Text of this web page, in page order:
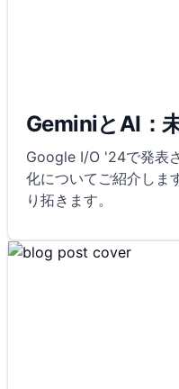
GeminiとAI：
Google I/O '24で発表
化についてご紹介しま
り拓きます。